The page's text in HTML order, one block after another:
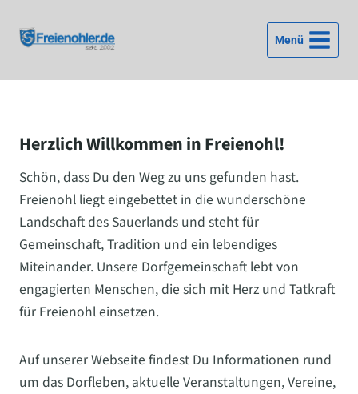
Inhalt
springen
Menü
Herzlich Willkommen in Freienohl!
Schön, dass Du den Weg zu uns gefunden hast.
Freienohl liegt eingebettet in die wunderschöne
Landschaft des Sauerlands und steht für
Gemeinschaft, Tradition und ein lebendiges
Miteinander. Unsere Dorfgemeinschaft lebt von
engagierten Menschen, die sich mit Herz und Tatkraft
für Freienohl einsetzen.
Auf unserer Webseite findest Du Informationen rund
um das Dorfleben, aktuelle Veranstaltungen, Vereine,